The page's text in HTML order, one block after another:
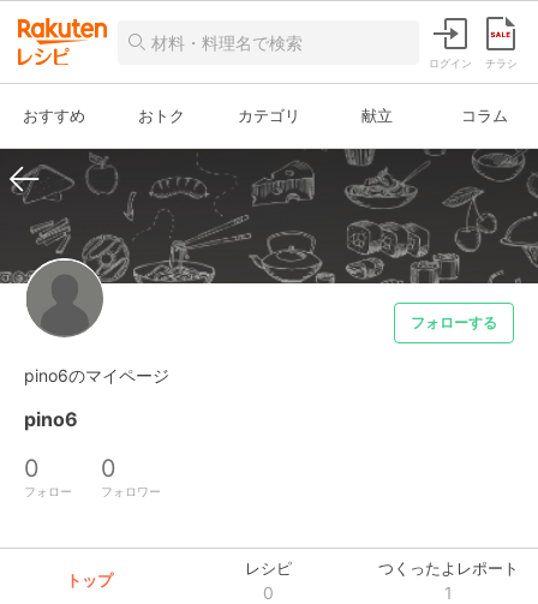
ログイン チラシ
おすすめ おトク カテゴリ 献立 コラム
フォローする
pino6のマイページ
pino6
0
フォロー
0
フォロワー
トップ
レシピ
0
つくったよレポート
1